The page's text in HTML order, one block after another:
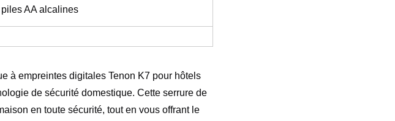
AA alcalines
à empreintes digitales Tenon K7 pour hôtels
de sécurité domestique. Cette serrure de
en toute sécurité, tout en vous offrant le